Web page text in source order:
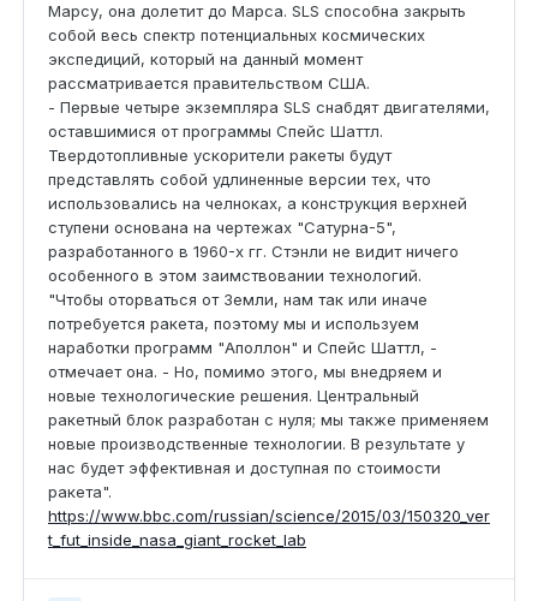
Марсу, она долетит до Марса. SLS способна закрыть
собой весь спектр потенциальных космических
экспедиций, который на данный момент
рассматривается правительством США.
- Первые четыре экземпляра SLS снабдят двигателями,
оставшимися от программы Спейс Шаттл.
Твердотопливные ускорители ракеты будут
представлять собой удлиненные версии тех, что
использовались на челноках, а конструкция верхней
ступени основана на чертежах "Сатурна-5",
разработанного в 1960-х гг. Стэнли не видит ничего
особенного в этом заимствовании технологий.
"Чтобы оторваться от Земли, нам так или иначе
потребуется ракета, поэтому мы и используем
наработки программ "Аполлон" и Спейс Шаттл, -
отмечает она. - Но, помимо этого, мы внедряем и
новые технологические решения. Центральный
ракетный блок разработан с нуля; мы также применяем
новые производственные технологии. В результате у
нас будет эффективная и доступная по стоимости
ракета".
https://www.bbc.com/russian/science/2015/03/150320_ver
t_fut_inside_nasa_giant_rocket_lab